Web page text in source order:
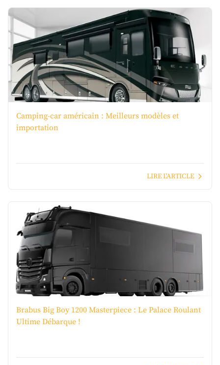
Camping-car américain : Meilleurs modèles et
importation
LIRE L'ARTICLE
Brabus Big Boy 1200 Masterpiece : Le Palace Roulant
Ultime Débarque !